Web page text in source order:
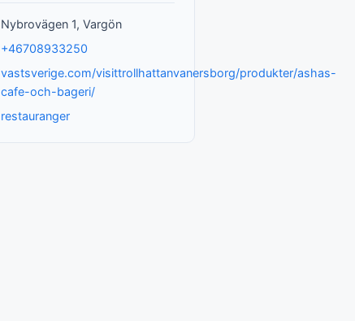
Nybrovägen 1, Vargön
+46708933250
vastsverige.com/visittrollhattanvanersborg/produkter/ashas-
cafe-och-bageri/
restauranger